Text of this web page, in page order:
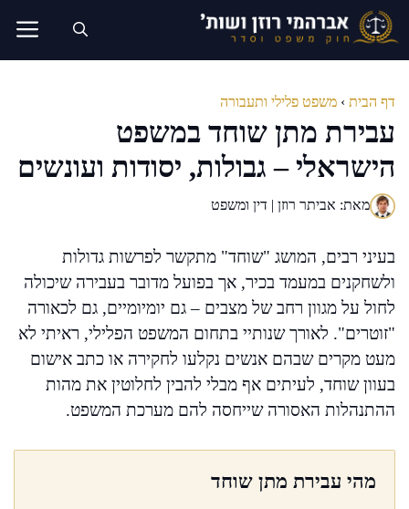
לדלג
לתוכן
דף הבית › משפט פלילי ותעבורה
עבירת מתן שוחד במשפט
הישראלי – גבולות, יסודות ועונשים
מאת: אביתר רוזן | דין ומשפט
בעיני רבים, המושג "שוחד" מתקשר לפרשות גדולות
ולשחקנים במעמד בכיר, אך בפועל מדובר בעבירה שיכולה
לחול על מגוון רחב של מצבים – גם יומיומיים, גם לכאורה
"זוטרים". לאורך שנותיי בתחום המשפט הפלילי, ראיתי לא
מעט מקרים שבהם אנשים נקלעו לחקירה או כתב אישום
בעוון שוחד, לעיתים אף מבלי להבין לחלוטין את מהות
ההתנהלות האסורה שייחסה להם מערכת המשפט.
מהי עבירת מתן שוחד